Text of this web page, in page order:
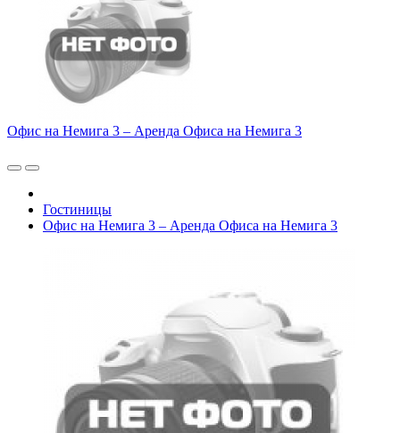
Офис на Немига 3 – Аренда Офиса на Немига 3
Гостиницы
Офис на Немига 3 – Аренда Офиса на Немига 3